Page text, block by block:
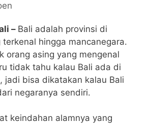
– Bali adalah provinsi di
terkenal hingga mancanegara.
orang asing yang mengenal
tidak tahu kalau Bali ada di
jadi bisa dikatakan kalau Bali
negaranya sendiri.
keindahan alamnya yang